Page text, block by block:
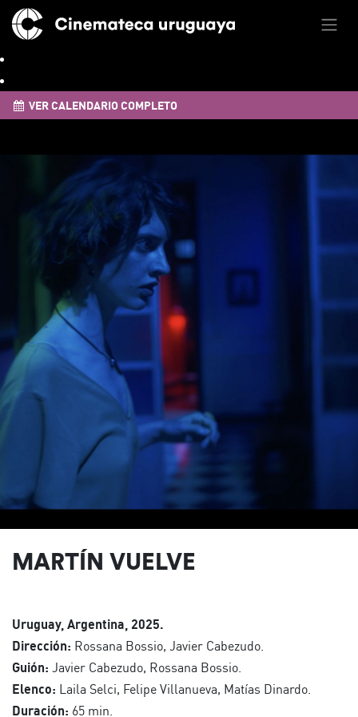
VER CALENDARIO COMPLETO
MARTÍN VUELVE
Uruguay, Argentina, 2025.
Dirección: Rossana Bossio, Javier Cabezudo.
Guión: Javier Cabezudo, Rossana Bossio.
Elenco: Laila Selci, Felipe Villanueva, Matías Dinardo.
Duración: 65 min.